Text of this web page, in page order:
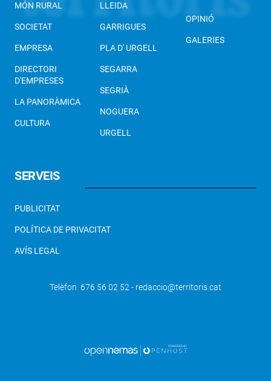
MÓN RURAL
SOCIETAT
EMPRESA
DIRECTORI
D'EMPRESES
LA PANORÀMICA
CULTURA
LLEIDA
GARRIGUES
PLA D' URGELL
SEGARRA
SEGRIÀ
NOGUERA
URGELL
OPINIÓ
GALERIES
SERVEIS
PUBLICITAT
POLÍTICA DE PRIVACITAT
AVÍS LEGAL
Telèfon 676 56 02 52 - redaccio@territoris.cat